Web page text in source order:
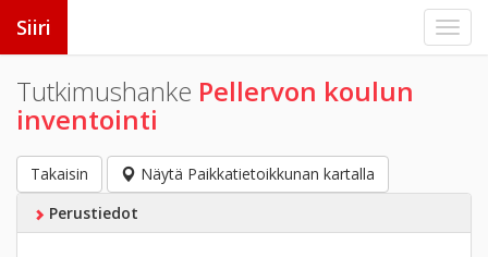
Siiri
Tutkimushanke Pellervon koulun
inventointi
Takaisin
Näytä Paikkatietoikkunan kartalla
Perustiedot